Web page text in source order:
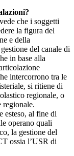
che i soggetti
la figura del
e della
del canale di
in base alla
intercorrono tra le
si ritiene di
regionale, o
regionale.
esteso, al fine di
operano quali
la gestione del
ossia l’USR di